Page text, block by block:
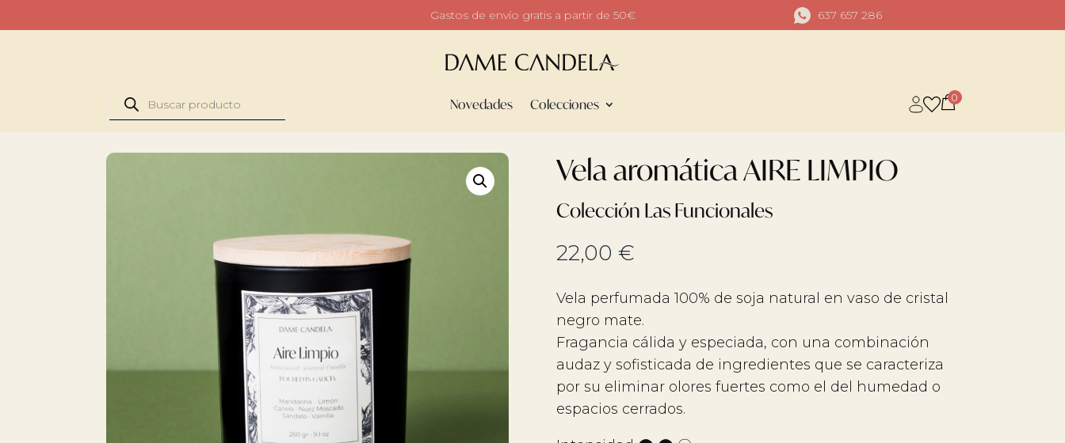
Gastos de envío gratis a partir de 50€ 637 657 286
Búsqueda
de
productos
Novedades Colecciones 0
Vela aromática AIRE LIMPIO
Colección Las Funcionales
22,00 €
Vela perfumada 100% de soja natural en vaso de cristal
negro mate.
Fragancia cálida y especiada, con una combinación
audaz y sofisticada de ingredientes que se caracteriza
por su eliminar olores fuertes como el del humedad o
espacios cerrados.